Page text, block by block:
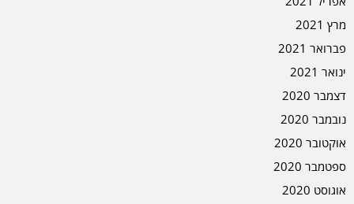
מרץ 2021
פברואר 2021
ינואר 2021
דצמבר 2020
נובמבר 2020
אוקטובר 2020
ספטמבר 2020
אוגוסט 2020